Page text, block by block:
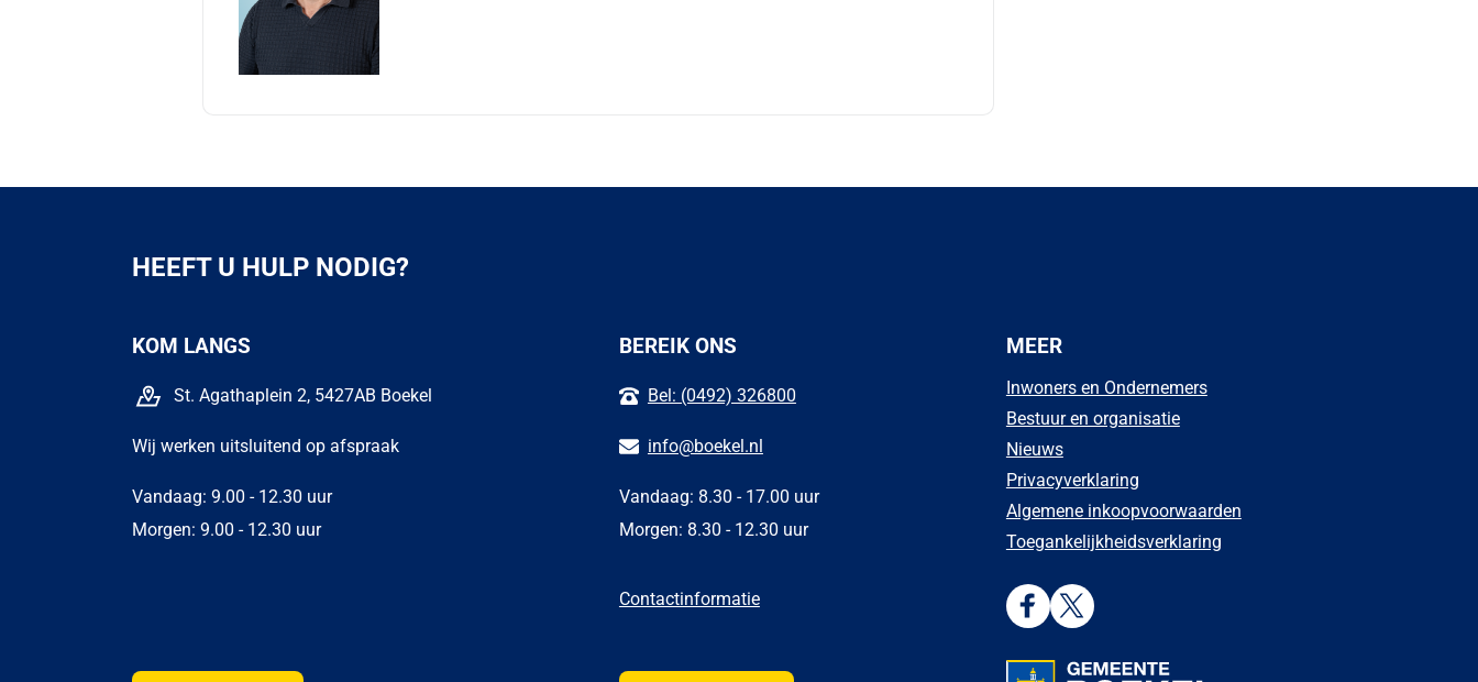
HEEFT U HULP NODIG?
KOM LANGS
St. Agathaplein 2, 5427AB Boekel
Wij werken uitsluitend op afspraak
Vandaag: 9.00 - 12.30 uur
Morgen: 9.00 - 12.30 uur
BEREIK ONS
Bel: (0492) 326800
info@boekel.nl
Vandaag: 8.30 - 17.00 uur
Morgen: 8.30 - 12.30 uur
Contactinformatie
MEER
Inwoners en Ondernemers
Bestuur en organisatie
Nieuws
Privacyverklaring
Algemene inkoopvoorwaarden
Toegankelijkheidsverklaring